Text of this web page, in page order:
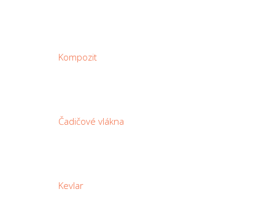
Kompozit
Čadičové vlákna
Kevlar